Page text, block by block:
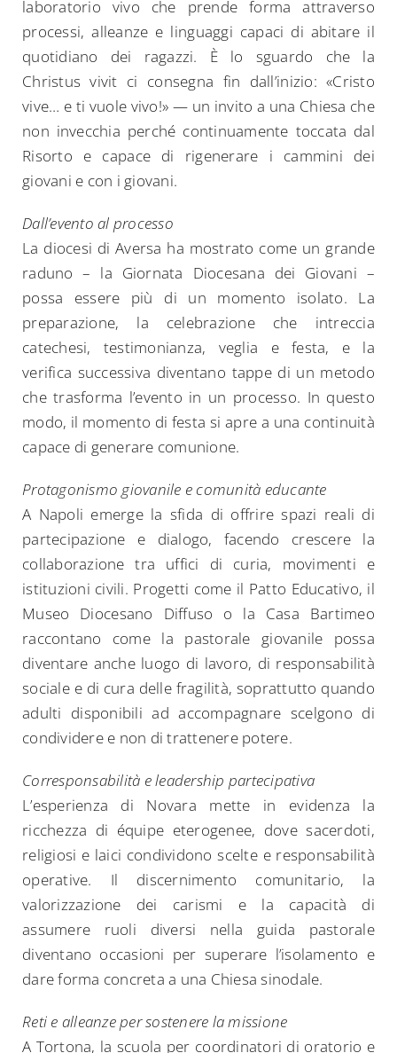
laboratorio vivo che prende forma attraverso
processi, alleanze e linguaggi capaci di abitare il
quotidiano dei ragazzi. È lo sguardo che la
Christus vivit ci consegna fin dall’inizio: «Cristo
vive… e ti vuole vivo!» — un invito a una Chiesa che
non invecchia perché continuamente toccata dal
Risorto e capace di rigenerare i cammini dei
giovani e con i giovani.
Dall’evento al processo
La diocesi di Aversa ha mostrato come un grande
raduno – la Giornata Diocesana dei Giovani –
possa essere più di un momento isolato. La
preparazione, la celebrazione che intreccia
catechesi, testimonianza, veglia e festa, e la
verifica successiva diventano tappe di un metodo
che trasforma l’evento in un processo. In questo
modo, il momento di festa si apre a una continuità
capace di generare comunione.
Protagonismo giovanile e comunità educante
A Napoli emerge la sfida di offrire spazi reali di
partecipazione e dialogo, facendo crescere la
collaborazione tra uffici di curia, movimenti e
istituzioni civili. Progetti come il Patto Educativo, il
Museo Diocesano Diffuso o la Casa Bartimeo
raccontano come la pastorale giovanile possa
diventare anche luogo di lavoro, di responsabilità
sociale e di cura delle fragilità, soprattutto quando
adulti disponibili ad accompagnare scelgono di
condividere e non di trattenere potere.
Corresponsabilità e leadership partecipativa
L’esperienza di Novara mette in evidenza la
ricchezza di équipe eterogenee, dove sacerdoti,
religiosi e laici condividono scelte e responsabilità
operative. Il discernimento comunitario, la
valorizzazione dei carismi e la capacità di
assumere ruoli diversi nella guida pastorale
diventano occasioni per superare l’isolamento e
dare forma concreta a una Chiesa sinodale.
Reti e alleanze per sostenere la missione
A Tortona, la scuola per coordinatori di oratorio e